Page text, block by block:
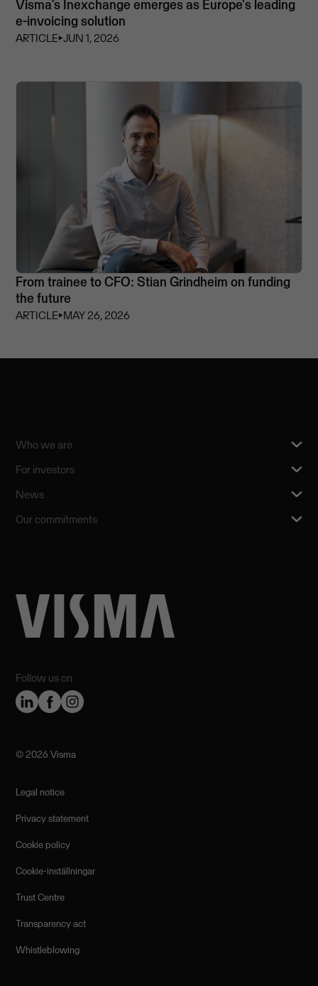
Visma’s Inexchange emerges as Europe's leading
e-invoicing solution
ARTICLE⏵JUN 1, 2026
From trainee to CFO: Stian Grindheim on funding
the future
ARTICLE⏵MAY 26, 2026
Follow us on
Who we are
For investors
News
Our commitments
©️ 2026 Visma
Legal notice
Privacy statement
Cookie policy
Cookie-inställningar
Trust Centre
Transparency act
Whistleblowing